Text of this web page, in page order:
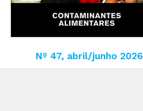
Nº 47, abril/junho 2026